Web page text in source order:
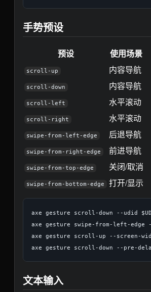
手势预设
预设 使用场景
scroll-up 内容导航
scroll-down 内容导航
scroll-left 水平滚动
scroll-right 水平滚动
swipe-from-left-edge 后退导航
swipe-from-right-edge 前进导航
swipe-from-top-edge 关闭/取消
swipe-from-bottom-edge 打开/显示
axe gesture scroll-down --udid
axe gesture swipe-from-left-edge
axe gesture scroll-up --screen-
文本输入